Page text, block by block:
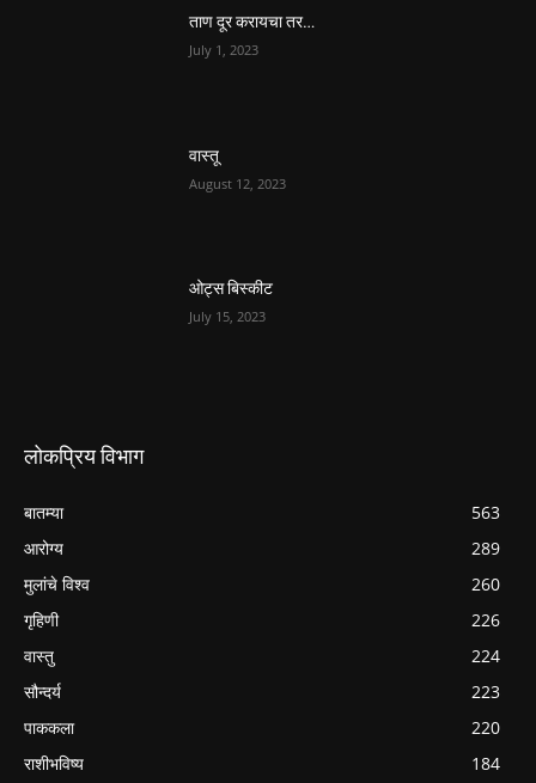
ताण दूर करायचा तर…
July 1, 2023
वास्तू
August 12, 2023
ओट्स बिस्कीट
July 15, 2023
लोकप्रिय विभाग
बातम्या
563
आरोग्य
289
मुलांचे विश्व
260
गृहिणी
226
वास्तु
224
सौन्दर्य
223
पाककला
220
राशीभविष्य
184